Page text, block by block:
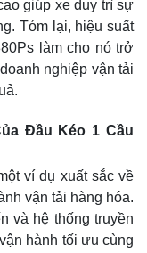
giúp xe duy trì sự
Tóm lại, hiệu suất
làm cho nó trở
nghiệp vận tải
Đầu Kéo 1 Cầu
ví dụ xuất sắc về
vận tải hàng hóa.
và hệ thống truyền
hành tối ưu cùng